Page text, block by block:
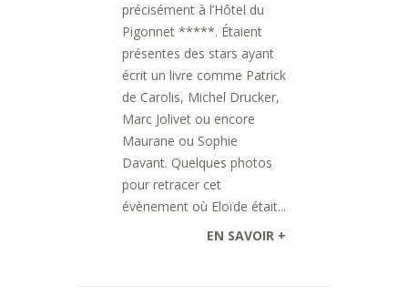
précisément à l’Hôtel du
Pigonnet *****. Étaient
présentes des stars ayant
écrit un livre comme Patrick
de Carolis, Michel Drucker,
Marc Jolivet ou encore
Maurane ou Sophie
Davant. Quelques photos
pour retracer cet
évènement où Eloïde était...
EN SAVOIR +